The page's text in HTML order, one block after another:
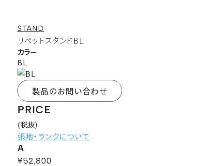
STAND
リペットスタンドBL
カラー
BL
製品のお問い合わせ
PRICE
(税抜)
張地・ランクについて
A
¥52,800